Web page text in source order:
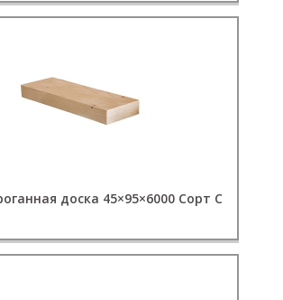
доска 45×95×6000 Сорт C